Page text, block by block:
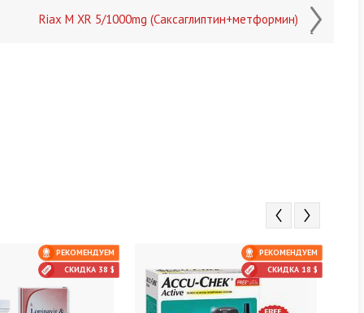
Riax M XR 5/1000mg (Саксаглиптин+метформин)
РЕКОМЕНДУЕМ
СКИДКА 38 $
РЕКОМЕНДУЕМ
СКИДКА 18 $